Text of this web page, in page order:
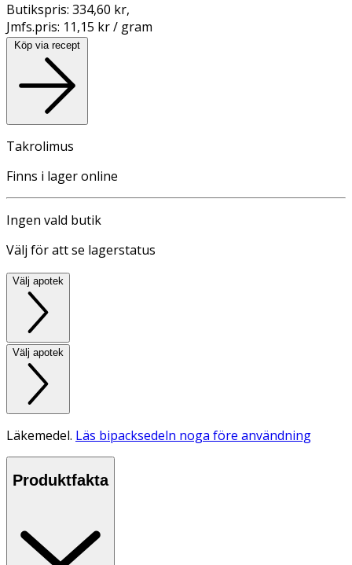
Butikspris: 334,60 kr,
Jmfs.pris: 11,15 kr / gram
Köp via recept
Takrolimus
Finns i lager online
Ingen vald butik
Välj för att se lagerstatus
Välj apotek
Välj apotek
Läkemedel. Läs bipacksedeln noga före användning
Produktfakta